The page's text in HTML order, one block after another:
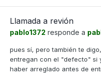
Llamada a revión
pablo1372 responde a
pues sí, pero también te
entregan con el "defecto" si
haber arreglado antes de